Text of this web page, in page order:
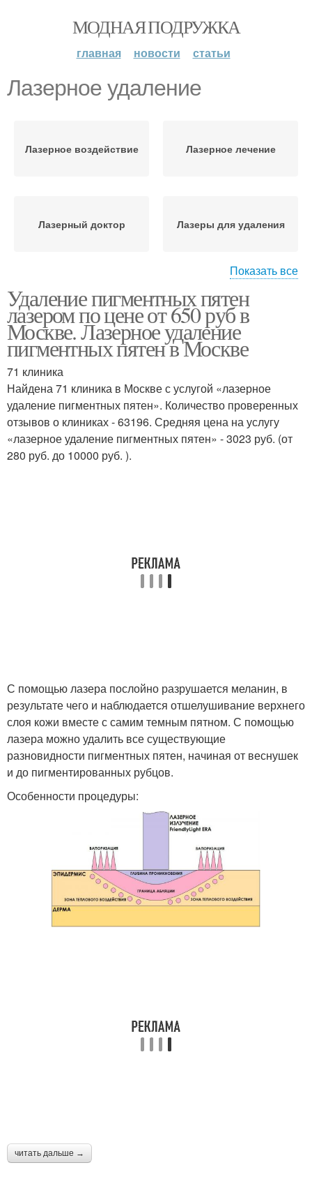
МОДНАЯ ПОДРУЖКА
главная новости статьи
Лазерное удаление
Лазерное воздействие Лазерное лечение
Лазерный доктор Лазеры для удаления
Лазерная шлифовка Лазерная дерматология
Показать все
Удаление пигментных пятен
лазером по цене от 650 руб в
Москве. Лазерное удаление
пигментных пятен в Москве
71 клиника
Найдена 71 клиника в Москве с услугой «лазерное
удаление пигментных пятен». Количество проверенных
отзывов о клиниках - 63196. Средняя цена на услугу
«лазерное удаление пигментных пятен» - 3023 руб. (от
280 руб. до 10000 руб. ).
С помощью лазера послойно разрушается меланин, в
результате чего и наблюдается отшелушивание верхнего
слоя кожи вместе с самим темным пятном. С помощью
лазера можно удалить все существующие
разновидности пигментных пятен, начиная от веснушек
и до пигментированных рубцов.
Особенности процедуры:
читать дальше →